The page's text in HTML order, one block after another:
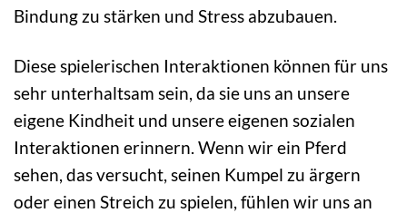
Bindung zu stärken und Stress abzubauen.
Diese spielerischen Interaktionen können für uns
sehr unterhaltsam sein, da sie uns an unsere
eigene Kindheit und unsere eigenen sozialen
Interaktionen erinnern. Wenn wir ein Pferd
sehen, das versucht, seinen Kumpel zu ärgern
oder einen Streich zu spielen, fühlen wir uns an